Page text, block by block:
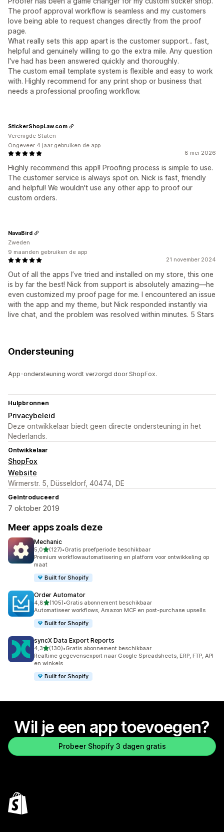
The proof approval workflow is seamless and my customers
love being able to request changes directly from the proof
page.
What really sets this app apart is the customer support... fast,
helpful and genuinely willing to go the extra mile. Any question
I've had has been answered quickly and thoroughly.
The custom email template system is flexible and easy to work
with. Highly recommend for any print shop or business that
needs a professional proofing workflow.
8 mei 2026
Highly recommend this app!! Proofing process is simple to use.
The customer service is always spot on. Nick is fast, friendly
and helpful! We wouldn't use any other app to proof our
custom orders.
StickerShopLaw.com
Verenigde Staten
Ongeveer 4 jaar gebruiken de app
21 november 2024
Out of all the apps I’ve tried and installed on my store, this one
is by far the best! Nick from support is absolutely amazing—he
even customized my proof page for me. I encountered an issue
with the app and my theme, but Nick responded instantly via
live chat, and the problem was resolved within minutes. 5 Stars
NavaBird
Zweden
9 maanden gebruiken de app
Ondersteuning
App-ondersteuning wordt verzorgd door ShopFox.
Hulpbronnen
Privacybeleid
Deze ontwikkelaar biedt geen directe ondersteuning in het
Nederlands.
Ontwikkelaar
ShopFox
Website
Wirmerstr. 5, Düsseldorf, 40474, DE
Geïntroduceerd
7 oktober 2019
Meer apps zoals deze
Mechanic
5,0van 5 sterren
(127)
127 recensies in totaal
•Gratis proefperiode beschikbaar
Premium workflowautomatisering en platform voor ontwikkeling op
maat
Built for Shopify
Order Automator
4,8van 5 sterren
(105)
105 recensies in totaal
•Gratis abonnement beschikbaar
Automatiseer workflows, Amazon MCF en post-purchase upsells
Built for Shopify
syncX Data Export Reports
4,3van 5 sterren
(130)
130 recensies in totaal
•Gratis abonnement beschikbaar
Realtime gegevensexport naar Google Spreadsheets, ERP, FTP, API
en winkels
Built for Shopify
Wil je een app toevoegen?
Probeer Shopify 3 dagen gratis